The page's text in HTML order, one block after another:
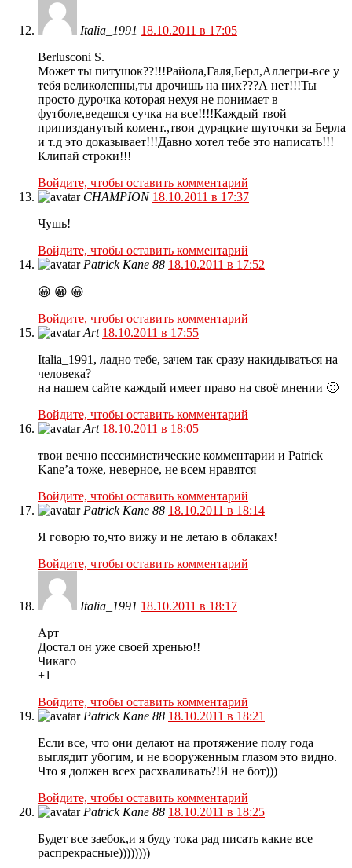
Italia_1991 18.10.2011 в 17:05
Berlusconi S.
Может ты питушок??!!!Райола,Галя,Берл,Аллегри-все у
тебя великолепны,ты дрочишь на них???А нет!!!Ты
просто дурочка которая нехуя не понимает в
футболе,ведешся сучка на все!!!!Каждый твой
припизданутый комент.,твои дурацкие шуточки за Берла
и т.д это доказывает!!!Давно хотел тебе это написать!!!
Клипай строки!!!
Войдите, чтобы оставить комментарий
CHAMPION 18.10.2011 в 17:37
Чушь!
Войдите, чтобы оставить комментарий
Patrick Kane 88 18.10.2011 в 17:52
😀 😀 😀
Войдите, чтобы оставить комментарий
Art 18.10.2011 в 17:55
Italia_1991, ладно тебе, зачем так сразу накидываться на
человека?
на нашем сайте каждый имеет право на своё мнении 🙂
Войдите, чтобы оставить комментарий
Art 18.10.2011 в 18:05
твои вечно пессимистические комментарии и Patrick
Kane’а тоже, неверное, не всем нравятся
Войдите, чтобы оставить комментарий
Patrick Kane 88 18.10.2011 в 18:14
Я говорю то,что вижу и не летаю в облаках!
Войдите, чтобы оставить комментарий
Italia_1991 18.10.2011 в 18:17
Арт
Достал он уже своей хренью!!
Чикаго
+1
Войдите, чтобы оставить комментарий
Patrick Kane 88 18.10.2011 в 18:21
Если все, что они делают на протяжение полу года
выглядит убогим, и не вооруженным глазом это видно.
Что я должен всех расхваливать?!Я не бот)))
Войдите, чтобы оставить комментарий
Patrick Kane 88 18.10.2011 в 18:25
Будет все заебок,и я буду тока рад писать какие все
распрекрасные))))))))